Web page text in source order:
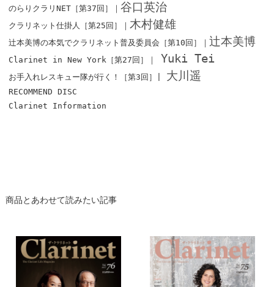
のらりクラリNET［第37回］｜ 谷口英治
クラリネット仕掛人［第25回］｜ 木村健雄
辻本美博の本気でクラリネット普及委員会［第10回］｜ 辻本美博
Clarinet in New York［第27回］｜ Yuki Tei
お手入れレスキュー隊が行く！［第3回］| 大川遥
RECOMMEND DISC
Clarinet Information
商品とあわせて読みたい記事